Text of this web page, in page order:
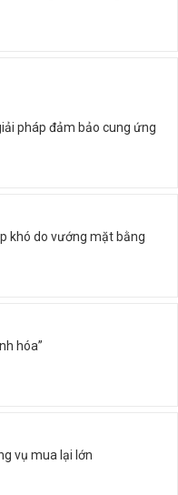
pháp đảm bảo cung ứng
khó do vướng mặt bằng
hóa”
vụ mua lại lớn